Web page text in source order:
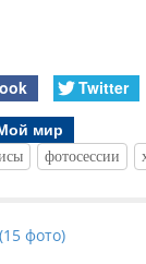
Twitter
мир
фотосессии
фото)